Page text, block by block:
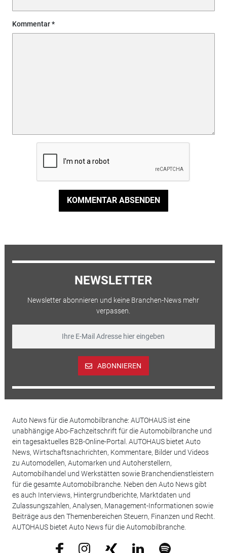
Kommentar
KOMMENTAR ABSENDEN
NEWSLETTER
Newsletter abonnieren und keine Branchen-News mehr
verpassen.
ABONNIEREN
Auto News für die Automobilbranche: AUTOHAUS ist eine
unabhängige Abo-Fachzeitschrift für die Automobilbranche und
ein tagesaktuelles B2B-Online-Portal. AUTOHAUS bietet Auto
News, Wirtschaftsnachrichten, Kommentare, Bilder und Videos
zu Automodellen, Automarken und Autoherstellern,
Automobilhandel und Werkstätten sowie Branchendienstleistern
für die gesamte Automobilbranche. Neben den Auto News gibt
es auch Interviews, Hintergrundberichte, Marktdaten und
Zulassungszahlen, Analysen, Management-Informationen sowie
Beiträge aus den Themenbereichen Steuern, Finanzen und Recht.
AUTOHAUS bietet Auto News für die Automobilbranche.